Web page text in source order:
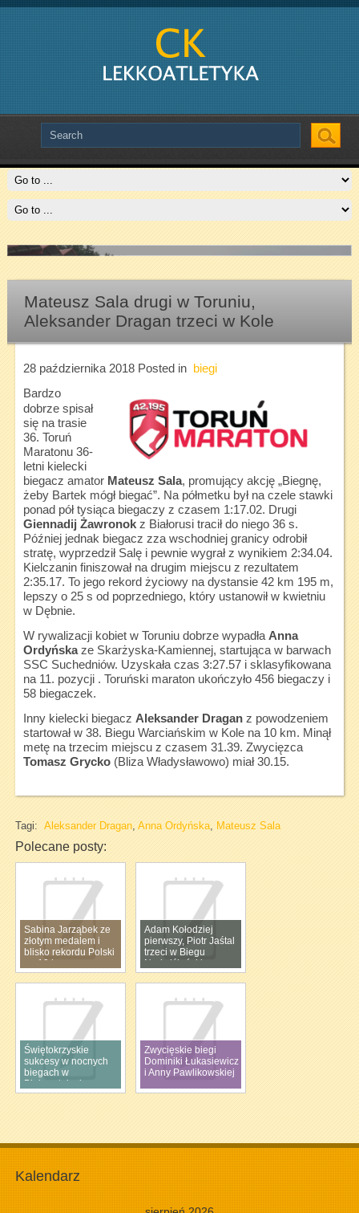
Slide # 2
Czytaj więcej
Mateusz Sala drugi w Toruniu,
Aleksander Dragan trzeci w Kole
28 października 2018Posted in
biegi
Bardzo
dobrze spisał
się na trasie
36. Toruń
Maratonu 36-
letni kielecki
biegacz amator Mateusz Sala, promujący akcję „Biegnę,
żeby Bartek mógł biegać”. Na półmetku był na czele stawki
ponad pół tysiąca biegaczy z czasem 1:17.02. Drugi
Giennadij Żawronokz Białorusi tracił do niego 36 s.
Później jednak biegacz zza wschodniej granicy odrobił
stratę, wyprzedził Salę i pewnie wygrał z wynikiem 2:34.04.
Kielczanin finiszował na drugim miejscu z rezultatem
2:35.17. To jego rekord życiowy na dystansie 42 km 195 m,
lepszy o 25 s od poprzedniego, który ustanowił w kwietniu
w Dębnie.
W rywalizacji kobiet w Toruniu dobrze wypadła Anna
Ordyńskaze Skarżyska-Kamiennej, startująca w barwach
SSC Suchedniów. Uzyskała czas 3:27.57 i sklasyfikowana
na 11. pozycji . Toruński maraton ukończyło 456 biegaczy i
58 biegaczek.
Inny kielecki biegacz Aleksander Draganz powodzeniem
startował w 38. Biegu Warciańskim w Kole na 10 km. Minął
metę na trzecim miejscu z czasem 31.39. Zwycięzca
Tomasz Grycko(Bliza Władysławowo) miał 30.15.
Tagi: Aleksander Dragan, Anna Ordyńska, Mateusz Sala
Polecane posty:
Sabina Jarząbek ze
złotym medalem i
blisko rekordu Polski
na 10 km
Adam Kołodziej
pierwszy, Piotr Jaśtal
trzeci w Biegu
Nadwiślańskim
Świętokrzyskie
sukcesy w nocnych
biegach w
Białymstoku i
Bełchatowie
Zwycięskie biegi
Dominiki Łukasiewicz
i Anny Pawlikowskiej
Kalendarz